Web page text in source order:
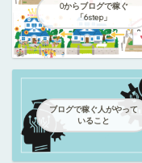
0からブログで稼ぐ
「6step」
ブログで稼ぐ人がやって
いること